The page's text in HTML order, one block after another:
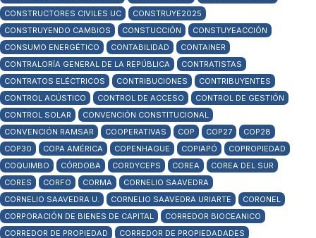
CONSTRUCTORES CIVILES UC
CONSTRUYE2025
CONSTRUYENDO CAMBIOS
CONSTUCCIÓN
CONSTUYEACCIÓN
CONSUMO ENERGÉTICO
CONTABILIDAD
CONTAINER
CONTRALORÍA GENERAL DE LA REPÚBLICA
CONTRATISTAS
CONTRATOS ELÉCTRICOS
CONTRIBUCIONES
CONTRIBUYENTES
CONTROL ACÚSTICO
CONTROL DE ACCESO
CONTROL DE GESTIÓN
CONTROL SOLAR
CONVENCIÓN CONSTITUCIONAL
CONVENCIÓN RAMSAR
COOPERATIVAS COP COP27
COP28
COP30
COPA AMÉRICA COPENHAGUE COPIAPÓ
COPROPIEDAD
COQUIMBO
CÓRDOBA CORDYCEPS COREA
COREA DEL SUR
CORES
CORFO CORMA
CORNELIO SAAVEDRA
CORNELIO SAAVEDRA U.
CORNELIO SAAVEDRA URIARTE
CORONEL
CORPORACIÓN DE BIENES DE CAPITAL
CORREDOR BIOCEANICO
CORREDOR DE PROPIEDAD
CORREDOR DE PROPIEDADADES